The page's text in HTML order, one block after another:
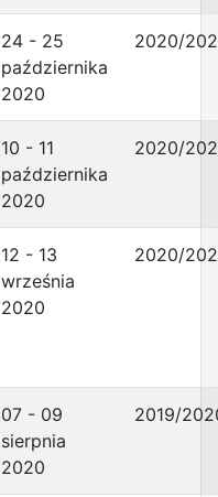
24 - 25
października
2020
2020/
10 - 11
października
2020
2020/
12 - 13
września
2020
2020/
07 - 09
sierpnia
2020
2019/